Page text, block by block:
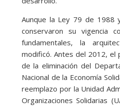
Aunque la Ley 79 de 1988
conservaron su vigencia
fundamentales, la
modificó. Antes del 2012, el
de la eliminación del
Nacional de la Economía
reemplazo por la Unidad
Organizaciones Solidarias